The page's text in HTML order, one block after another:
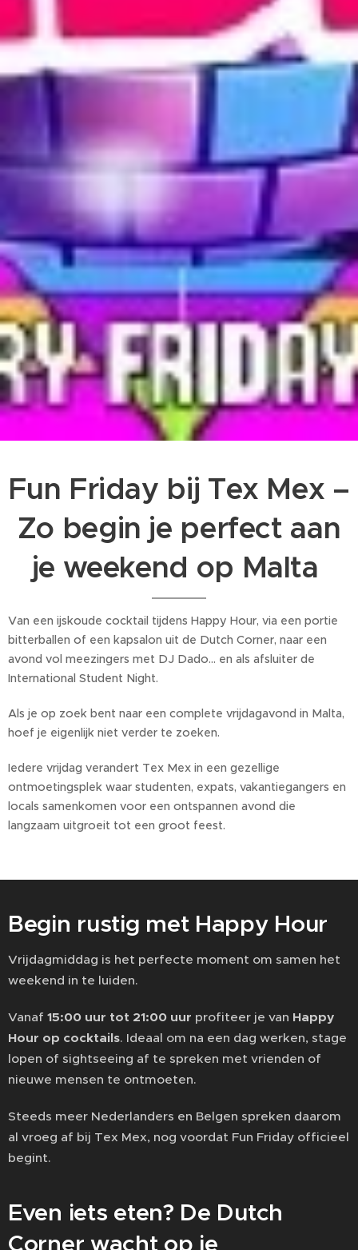
Fun Friday bij Tex Mex –
Zo begin je perfect aan
je weekend op Malta
Van een ijskoude cocktail tijdens Happy Hour, via een portie
bitterballen of een kapsalon uit de Dutch Corner, naar een
avond vol meezingers met DJ Dado... en als afsluiter de
International Student Night.
Als je op zoek bent naar een complete vrijdagavond in Malta,
hoef je eigenlijk niet verder te zoeken.
Iedere vrijdag verandert Tex Mex in een gezellige
ontmoetingsplek waar studenten, expats, vakantiegangers en
locals samenkomen voor een ontspannen avond die
langzaam uitgroeit tot een groot feest.
Begin rustig met Happy Hour
Vrijdagmiddag is het perfecte moment om samen het
weekend in te luiden.
Vanaf 15:00 uur tot 21:00 uur profiteer je van Happy
Hour op cocktails. Ideaal om na een dag werken, stage
lopen of sightseeing af te spreken met vrienden of
nieuwe mensen te ontmoeten.
Steeds meer Nederlanders en Belgen spreken daarom
al vroeg af bij Tex Mex, nog voordat Fun Friday officieel
begint.
Even iets eten? De Dutch
Corner wacht op je